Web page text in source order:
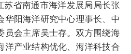
苏省南通市海洋发展局局长张
华阳海洋研究中心理事长、中
员会主席吴士存。双方围绕海
洋产业结构优化、海洋科技合